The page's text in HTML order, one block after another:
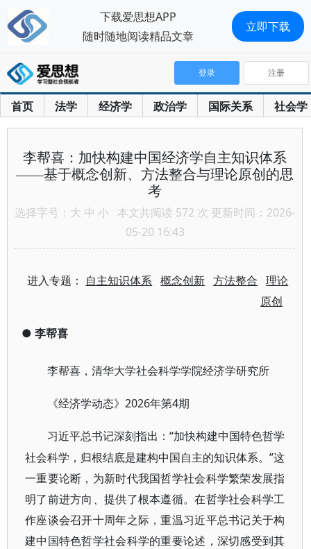
首页 法学 经济学 政治学 国际关系 社会学
登录 注册
李帮喜：加快构建中国经济学自主知识体系
——基于概念创新、方法整合与理论原创的思
考
选择字号： 大 中 小 本文共阅读 572 次 更新时间：2026-
05-20 16:43
进入专题： 自主知识体系 概念创新 方法整合
理论
原创
● 李帮喜
李帮喜，清华大学社会科学学院经济学研究所
《经济学动态》 2026年第4期
习近平总书记深刻指出：“加快构建中国特色哲学
社会科学，归根结底是建构中国自主的知识体系。”这
一重要论断，为新时代我国哲学社会科学繁荣发展指
明了前进方向、提供了根本遵循。在哲学社会科学工
作座谈会召开十周年之际，重温习近平总书记关于构
建中国特色哲学社会科学的重要论述，深切感受到其
下载爱思想APP
随时随地阅读精品文章
立即下载